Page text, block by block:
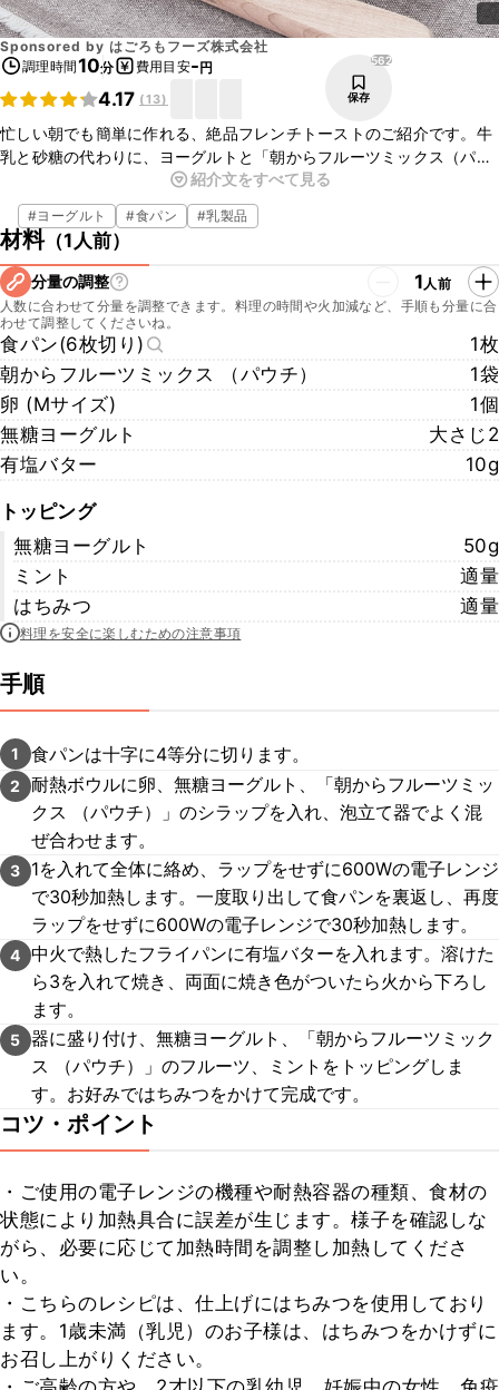
Sponsored by はごろもフーズ株式会社
調理時間10分 費用目安-円
4.17 (13)
562
保存
忙しい朝でも簡単に作れる、絶品フレンチトーストのご紹介です。牛
乳と砂糖の代わりに、ヨーグルトと「朝からフルーツミックス（パウ
チ）」のシラップを使用することで、優しい甘みのさっぱりとしたフ
レンチトーストに仕上がります。使い切りサイズの「朝からフルーツ
ミックス（パウチ）」なので、1人前から手軽にお作りいただけます
よ。電子レンジがあれば、漬けこみいらずのとろふわフレンチトース
トがお召し上がりいただけます！ぜひ試してみてくださいね！
※「朝からフルーツ」は、はごろもフーズ株式会社の登録商標です。
紹介文をすべて見る
#ヨーグルト #食パン #乳製品
材料（1人前）
分量の調整 1人前
人数に合わせて分量を調整できます。料理の時間や火加減など、手順も分量に合
わせて調整してくださいね。
食パン(6枚切り)
1枚
朝からフルーツミックス （パウチ）
1袋
卵 (Mサイズ)
1個
無糖ヨーグルト
大さじ2
有塩バター
10g
トッピング
無糖ヨーグルト
50g
ミント
適量
はちみつ
適量
料理を安全に楽しむための注意事項
手順
1 食パンは十字に4等分に切ります。
2
耐熱ボウルに卵、無糖ヨーグルト、「朝からフルーツミッ
クス （パウチ）」のシラップを入れ、泡立て器でよく混
ぜ合わせます。
3
1を入れて全体に絡め、ラップをせずに600Wの電子レンジ
で30秒加熱します。一度取り出して食パンを裏返し、再度
ラップをせずに600Wの電子レンジで30秒加熱します。
4 中火で熱したフライパンに有塩バターを入れます。溶けた
ら3を入れて焼き、両面に焼き色がついたら火から下ろし
ます。
5 器に盛り付け、無糖ヨーグルト、「朝からフルーツミック
ス （パウチ）」のフルーツ、ミントをトッピングしま
す。お好みではちみつをかけて完成です。
コツ・ポイント
・ご使用の電子レンジの機種や耐熱容器の種類、食材の
状態により加熱具合に誤差が生じます。様子を確認しな
がら、必要に応じて加熱時間を調整し加熱してくださ
い。
・こちらのレシピは、仕上げにはちみつを使用しており
ます。1歳未満（乳児）のお子様は、はちみつをかけずに
お召し上がりください。